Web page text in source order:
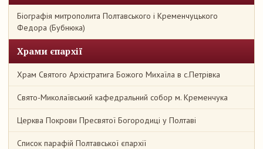
Біографія митрополита Полтавського і Кременчуцького
Федора (Бубнюка)
Храми єпархії
Храм Святого Архістратига Божого Михаїла в с.Петрівка
Свято-Миколаївський кафедральний собор м. Кременчука
Церква Покрови Пресвятої Богородиці у Полтаві
Список парафій Полтавської єпархії